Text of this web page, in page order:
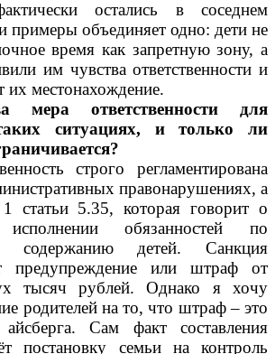
остались в соседнем
примеры объединяет одно: дети не
время как запретную зону, а
им чувства ответственности и
их местонахождение.
мера ответственности для
ситуациях, и только ли
строго регламентирована
правонарушениях, а
статьи 5.35, которая говорит о
исполнении обязанностей по
содержанию детей. Санкция
предупреждение или штраф от
тысяч рублей. Однако я хочу
родителей на то, что штраф – это
Сам факт составления
постановку семьи на контроль